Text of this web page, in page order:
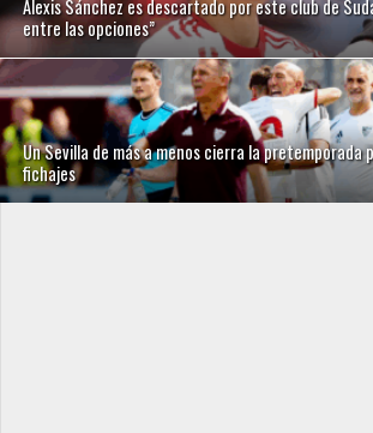
Alexis Sánchez es descartado por este club de
entre las opciones”
Un Sevilla de más a menos cierra la pretemporada
fichajes